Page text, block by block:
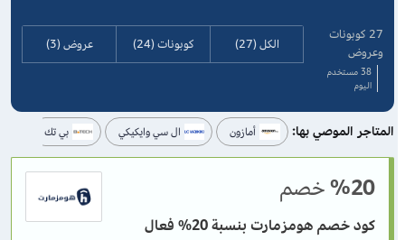
27 كوبونات
وعروض
38 مستخدم
اليوم
الكل (27) كوبونات (24) عروض (3)
المتاجر الموصي بها: أمازون ال سي وايكيكي بي تك
%20خصم
كود خصم هومزمارت بنسبة 20% فعال